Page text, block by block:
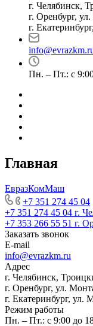
г. Челябинск,
г. Оренбург,
г.
Пн. – Пт.: с
Главная
ЕвразКомМаш
+7 351 274 45 04
+7 351 274 45 04 г.
+7 353 266 55 51 г.
Заказать звонок
E-mail
info@evrazkm.ru
Адрес
г. Челябинск,
г. Оренбург, ул.
г. Екатеринбург, ул.
Режим работы
Пн. – Пт.: с 9:00 до